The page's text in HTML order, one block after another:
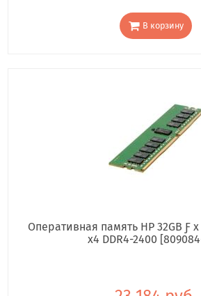
В корзину
Оперативная память HP 32GB Ƒ
x4 DDR4-2400